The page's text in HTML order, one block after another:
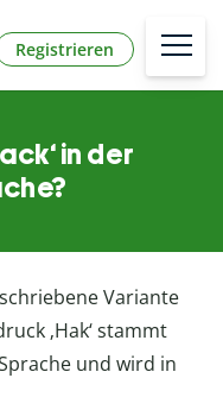
Registrieren
in der
Variante
‚Hak‘ stammt
und wird in